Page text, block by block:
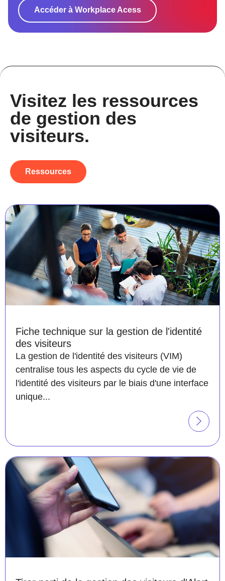
Accéder à Workplace Acess
Visitez les ressources
de gestion des
visiteurs.
Ressources
Fiche technique sur la gestion de l'identité
des visiteurs
La gestion de l'identité des visiteurs (VIM)
centralise tous les aspects du cycle de vie de
l'identité des visiteurs par le biais d'une interface
unique...